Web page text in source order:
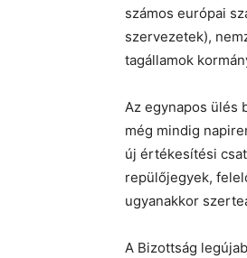
számos európai
szervezetek),
tagállamok
Az egynapos ülés
még mindig
új értékesítési
repülőjegyek,
ugyanakkor
A Bizottság